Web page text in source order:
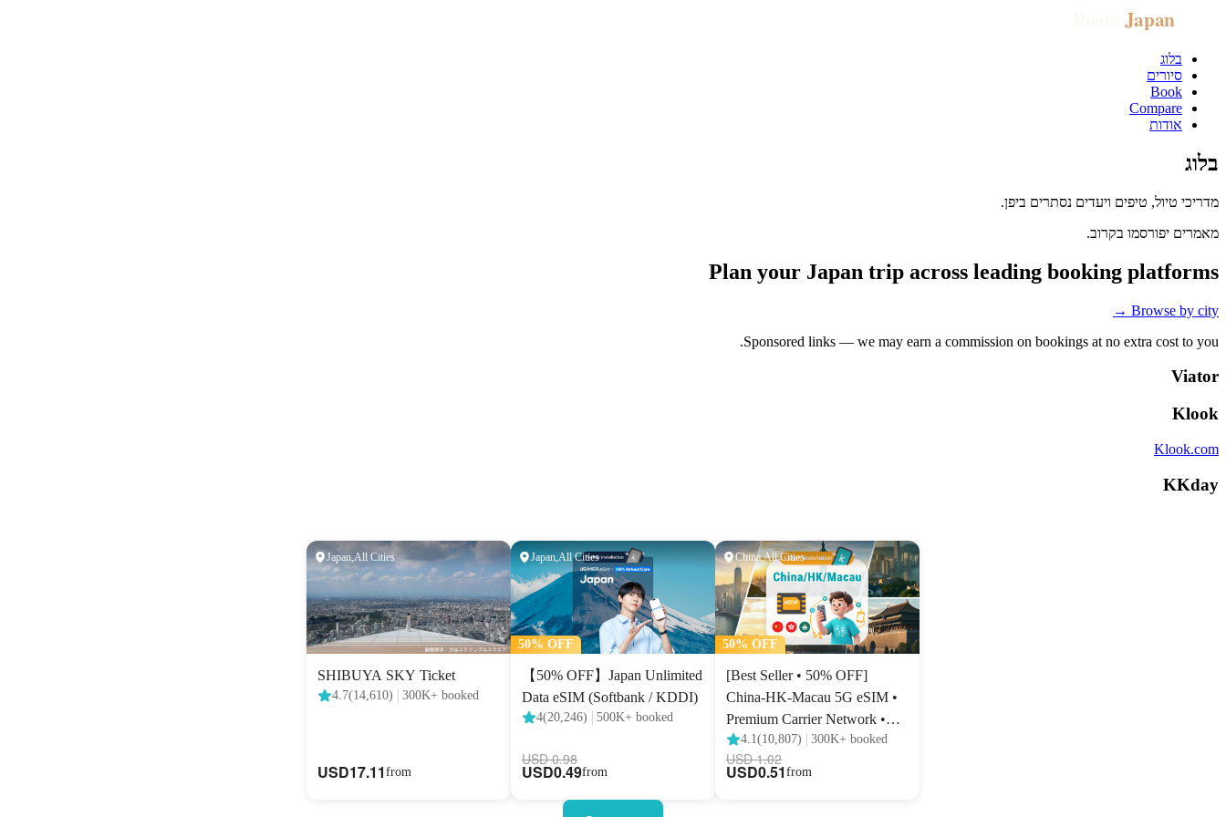
בלוג
סיורים
Book
Compare
אודות
בלוג
מדריכי טיול, טיפים ויעדים נסתרים ביפן.
מאמרים יפורסמו בקרוב.
Plan your Japan trip across leading booking platforms
Browse by city →
Sponsored links — we may earn a commission on bookings at no extra cost to you.
Viator
Klook
Klook.com
KKday